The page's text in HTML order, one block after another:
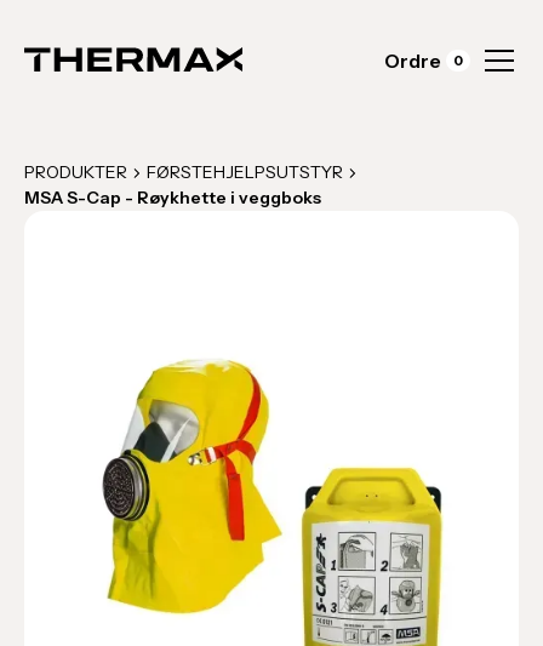
Ordre 0
PRODUKTER
FØRSTEHJELPSUTSTYR
MSA S-Cap - Røykhette i veggboks